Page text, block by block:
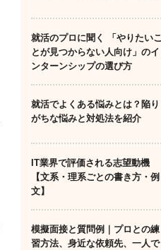
就活のプロに聞く 「やりたいこ
とが見つからない人向け」のイ
ンターンシップの選び方
就活でよくある悩みとは？陥り
がちな悩みと対処法を紹介
IT業界で評価される志望動機
【文系・理系ごとの書き方・例
文】
模擬面接と質問例｜プロとの練
習方法、身近な依頼先、一人で